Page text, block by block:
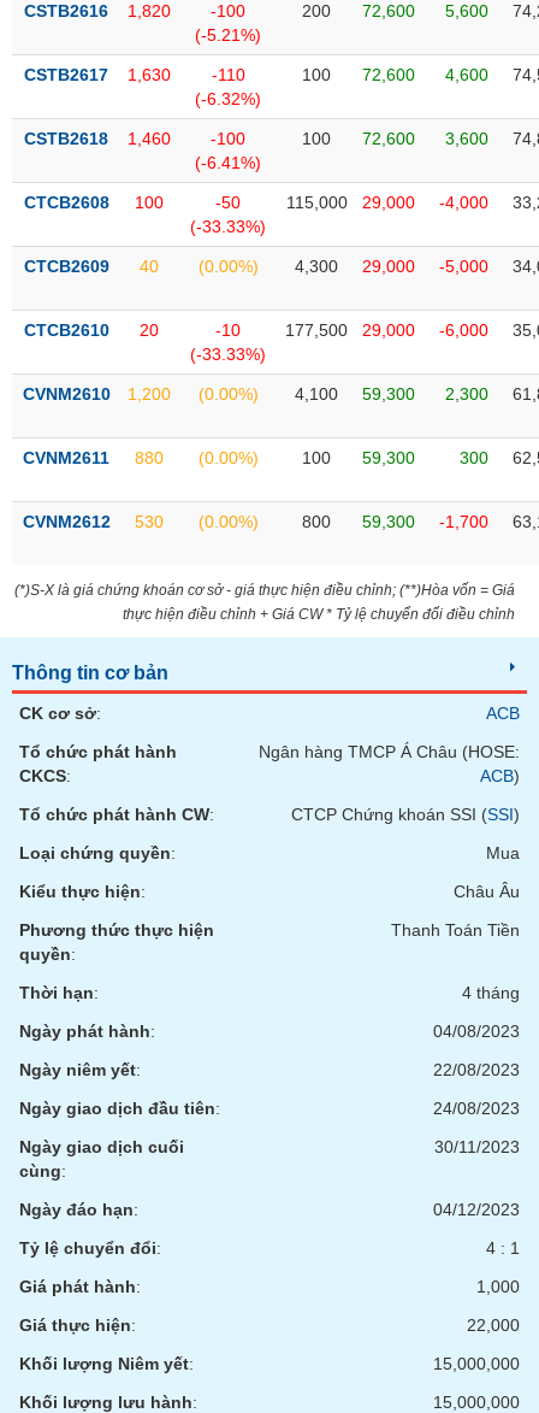
CSTB2616 1,820
-100
(-5.21%)
200 72,600 5,600
CSTB2617 1,630
-110
(-6.32%)
100 72,600 4,600
CSTB2618 1,460
-100
(-6.41%)
100 72,600 3,600
CTCB2608 100
-50
(-33.33%)
115,000 29,000 -4,000
CTCB2609 40 (0.00%) 4,300 29,000 -5,000
CTCB2610 20
-10
(-33.33%)
177,500 29,000 -6,000
CVNM2610 1,200 (0.00%) 4,100 59,300 2,300
CVNM2611 880 (0.00%) 100 59,300 300
CVNM2612 530 (0.00%) 800 59,300 -1,700
(*)S-X là giá chứng khoán cơ sở - giá thực hiện điều chỉnh; (**)Hòa vốn = Giá
thực hiện điều chỉnh + Giá CW * Tỷ lệ chuyển đổi điều chỉnh
Thông tin cơ bản
CK cơ sở:
ACB
Tổ chức phát hành
CKCS:
Ngân hàng TMCP Á Châu (HOSE:
ACB)
Tổ chức phát hành CW: CTCP Chứng khoán SSI (SSI)
Loại chứng quyền:
Mua
Kiểu thực hiện:
Châu Âu
Phương thức thực hiện
quyền:
Thanh Toán Tiền
Thời hạn:
4 tháng
Ngày phát hành:
04/08/2023
Ngày niêm yết:
22/08/2023
Ngày giao dịch đầu tiên:
24/08/2023
Ngày giao dịch cuối
cùng:
30/11/2023
Ngày đáo hạn:
04/12/2023
Tỷ lệ chuyển đổi:
4 : 1
Giá phát hành:
1,000
Giá thực hiện:
22,000
Khối lượng Niêm yết:
15,000,000
Khối lượng lưu hành: 15,000,000
Tin
(-)
Bài
viết
giả
cáo
(-)
Thuật
(-)
vụ
Đào
tạo
tài
Công
đầu
tư
Truyền
thông
chính
Dữ
liệu